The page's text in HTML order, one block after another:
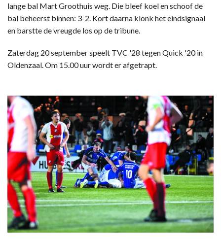
lange bal Mart Groothuis weg. Die bleef koel en schoof de
bal beheerst binnen: 3-2. Kort daarna klonk het eindsignaal
en barstte de vreugde los op de tribune.
Zaterdag 20 september speelt TVC '28 tegen Quick '20 in
Oldenzaal. Om 15.00 uur wordt er afgetrapt.